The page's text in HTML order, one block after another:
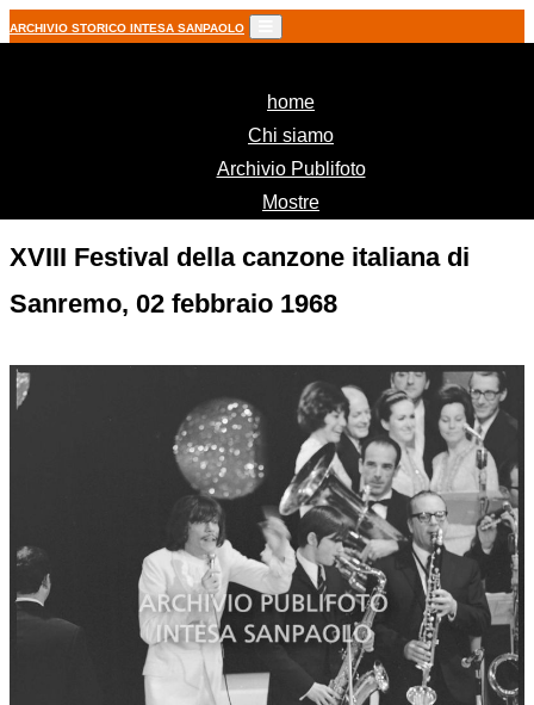
ARCHIVIO STORICO INTESA SANPAOLO
home(current)
Chi siamo
Archivio Publifoto
Mostre
XVIII Festival della canzone italiana di
Sanremo, 02 febbraio 1968